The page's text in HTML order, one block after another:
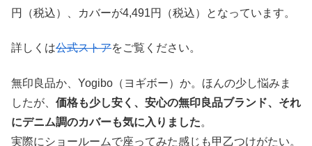
円（税込）、カバーが4,491円（税込）となっています。
詳しくは公式ストアをご覧ください。
無印良品か、Yogibo（ヨギボー）か。ほんの少し悩みま
したが、 価格も少し安く、安心の無印良品ブランド、それ
にデニム調のカバーも気に入りました。
実際にショールームで座ってみた感じも甲乙つけがたい。